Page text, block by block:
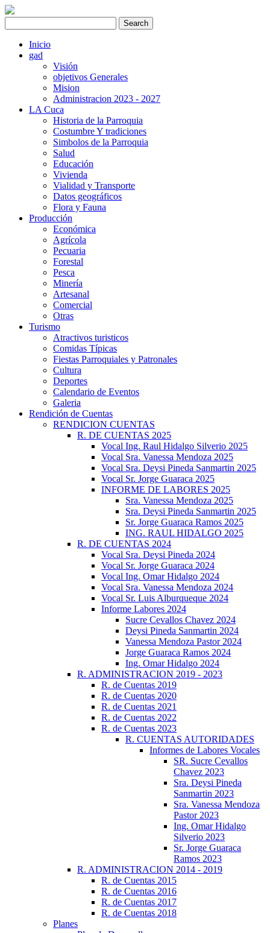
Inicio
gad
Visión
objetivos Generales
Mision
Administracion 2023 - 2027
LA Cuca
Historia de la Parroquia
Costumbre Y tradiciones
Simbolos de la Parroquia
Salud
Educación
Vivienda
Vialidad y Transporte
Datos geográficos
Flora y Fauna
Producción
Económica
Agrícola
Pecuaria
Forestal
Pesca
Minería
Artesanal
Comercial
Otras
Turismo
Atractivos turisticos
Comidas Típicas
Fiestas Parroquiales y Patronales
Cultura
Deportes
Calendario de Eventos
Galeria
Rendición de Cuentas
RENDICION CUENTAS
R. DE CUENTAS 2025
Vocal Ing. Raul Hidalgo Silverio 2025
Vocal Sra. Vanessa Mendoza 2025
Vocal Sra. Deysi Pineda Sanmartin 2025
Vocal Sr. Jorge Guaraca 2025
INFORME DE LABORES 2025
Sra. Vanessa Mendoza 2025
Sra. Deysi Pineda Sanmartin 2025
Sr. Jorge Guaraca Ramos 2025
ING. RAUL HIDALGO 2025
R. DE CUENTAS 2024
Vocal Sra. Deysi Pineda 2024
Vocal Sr. Jorge Guaraca 2024
Vocal Ing. Omar Hidalgo 2024
Vocal Sra. Vanessa Mendoza 2024
Vocal Sr. Luis Alburqueque 2024
Informe Labores 2024
Sucre Cevallos Chavez 2024
Deysi Pineda Sanmartin 2024
Vanessa Mendoza Pastor 2024
Jorge Guaraca Ramos 2024
Ing. Omar Hidalgo 2024
R. ADMINISTRACION 2019 - 2023
R. de Cuentas 2019
R. de Cuentas 2020
R. de Cuentas 2021
R. de Cuentas 2022
R. de Cuentas 2023
R. CUENTAS AUTORIDADES
Informes de Labores Vocales
SR. Sucre Cevallos
Chavez 2023
Sra. Deysi Pineda
Sanmartin 2023
Sra. Vanessa Mendoza
Pastor 2023
Ing. Omar Hidalgo
Silverio 2023
Sr. Jorge Guaraca
Ramos 2023
R. ADMINISTRACION 2014 - 2019
R. de Cuentas 2015
R. de Cuentas 2016
R. de Cuentas 2017
R. de Cuentas 2018
Planes